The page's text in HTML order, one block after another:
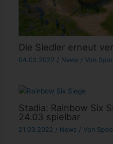
Die Siedler erneut
04.03.2022 / News / Von
Stadia: Rainbow Six
24.03 spielbar
21.03.2022 / News / Von